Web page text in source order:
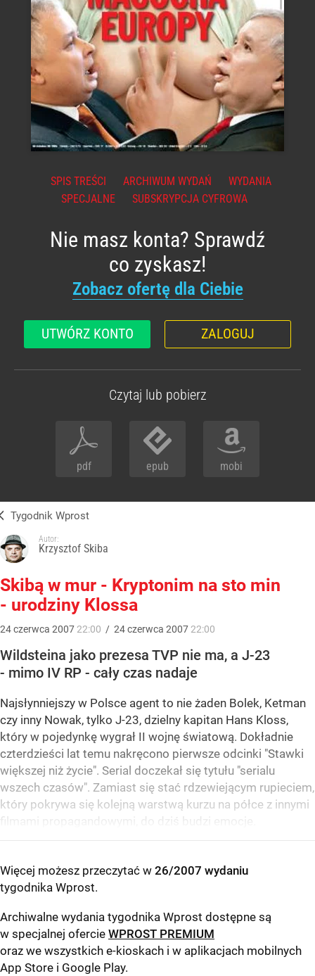
SPIS TREŚCI ARCHIWUM WYDAŃ
WYDANIA
SPECJALNE
SUBSKRYPCJA CYFROWA
Nie masz konta? Sprawdź
co zyskasz!
Zobacz ofertę dla Ciebie
UTWÓRZ KONTO ZALOGUJ
Czytaj lub pobierz
pdf epub mobi
Tygodnik Wprost
Autor:
Krzysztof Skiba
Skibą w mur - Kryptonim na sto min
- urodziny Klossa
24czerwca 2007 22:00 / 24czerwca 2007 22:00
Wildsteina jako prezesa TVP nie ma, a J-23
- mimo IV RP - cały czas nadaje
Najsłynniejszy w Polsce agent to nie żaden Bolek, Ketman
czy inny Nowak, tylko J-23, dzielny kapitan Hans Kloss,
który w pojedynkę wygrał II wojnę światową. Dokładnie
czterdzieści lat temu nakręcono pierwsze odcinki "Stawki
większej niż życie". Serial doczekał się tytułu "serialu
wszech czasów". Zamiast się stać rdzewiejącym rupieciem,
który pokrywa się kolejną warstwą kurzu na półce z innymi
filmami propagandowymi, do dziś budzi emocje.
Więcej możesz przeczytać w 26/2007 wydaniu
tygodnika Wprost.
Archiwalne wydania tygodnika Wprost dostępne są
w specjalnej ofercie WPROST PREMIUM
oraz we wszystkich e-kioskach i w aplikacjach mobilnych
App Store i Google Play.